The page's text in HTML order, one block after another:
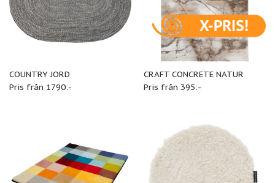
COUNTRY JORD
Pris från 1790:-
CRAFT CONCRETE NATUR
Pris från 395:-